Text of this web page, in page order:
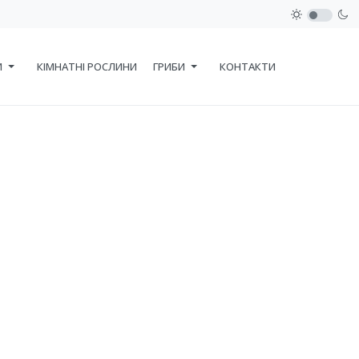
КІМНАТНІ РОСЛИНИ ГРИБИ КОНТАКТИ